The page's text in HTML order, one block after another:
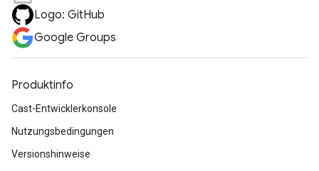
Logo: GitHub
Google Groups
Produktinfo
Cast-Entwicklerkonsole
Nutzungsbedingungen
Versionshinweise